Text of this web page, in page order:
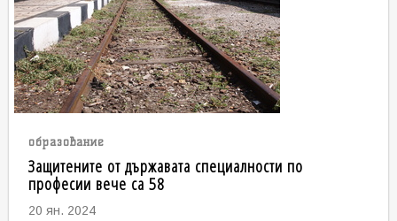
образование
Защитените от държавата специалности по
професии вече са 58
20 ян. 2024